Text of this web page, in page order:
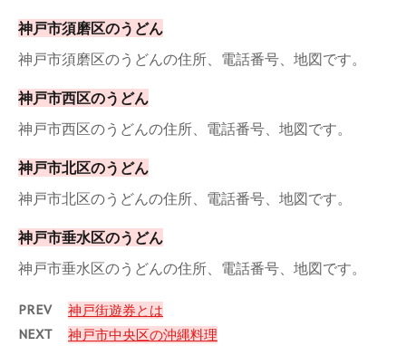
神戸市須磨区のうどん
神戸市須磨区のうどんの住所、電話番号、地図です。
神戸市西区のうどん
神戸市西区のうどんの住所、電話番号、地図です。
神戸市北区のうどん
神戸市北区のうどんの住所、電話番号、地図です。
神戸市垂水区のうどん
神戸市垂水区のうどんの住所、電話番号、地図です。
PREV 神戸街遊券とは
NEXT 神戸市中央区の沖縄料理